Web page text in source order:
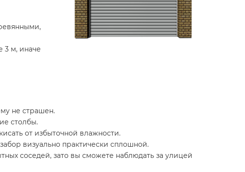
3 м, иначе
не страшен.
столбы.
от избыточной влажности.
визуально практически сплошной.
соседей, зато вы сможете наблюдать за улицей